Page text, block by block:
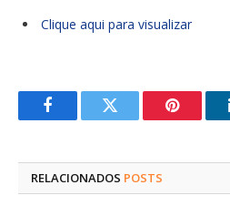
Clique aqui para visualizar
FacebookTwitter Pinterest
RELACIONADOS POSTS